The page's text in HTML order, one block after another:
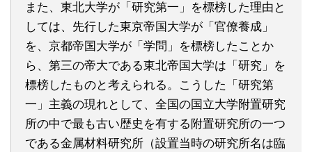
また、東北大学が「研究第一」を標榜した理由と
しては、先行した東京帝国大学が「官僚養成」
を、京都帝国大学が「学問」を標榜したことか
ら、第三の帝大である東北帝国大学は「研究」を
標榜したものと考えられる。こうした「研究第
一」主義の現れとして、全国の国立大学附置研究
所の中で最も古い歴史を有する附置研究所の一つ
である金属材料研究所（設置当時の研究所名は臨